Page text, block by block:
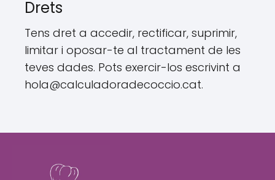
Drets
Tens dret a accedir, rectificar, suprimir,
limitar i oposar-te al tractament de les
teves dades. Pots exercir-los escrivint a
hola@calculadoradecoccio.cat.